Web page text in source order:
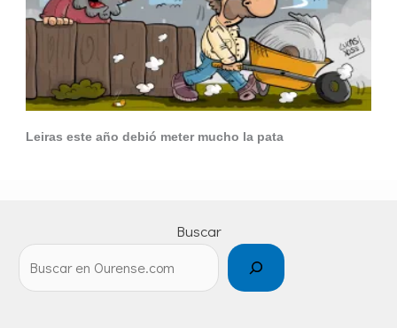
Leiras este año debió meter mucho la pata
Buscar